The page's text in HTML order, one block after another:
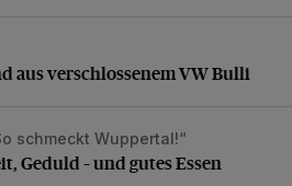
verschlossenem VW Bulli
aus verschlossenem VW Bulli
Geduld – und gutes Essen
schmeckt Wuppertal!“
Geduld – und gutes Essen